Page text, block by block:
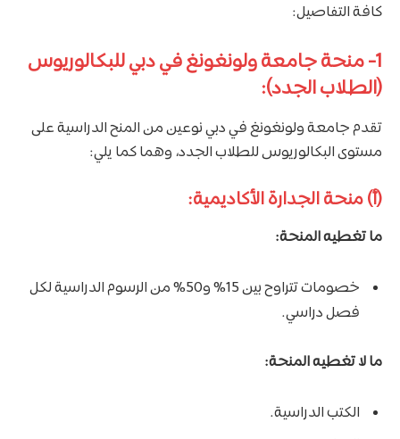
كافة التفاصيل:
1- منحة جامعة ولونغونغ في دبي للبكالوريوس
(الطلاب الجدد):
تقدم جامعة ولونغونغ في دبي نوعين من المنح الدراسية على
مستوى البكالوريوس للطلاب الجدد، وهما كما يلي:
(أ) منحة الجدارة الأكاديمية:
ما تغطيه المنحة:
خصومات تتراوح بين 15% و50% من الرسوم الدراسية لكل
فصل دراسي.
ما لا تغطيه المنحة:
الكتب الدراسية.